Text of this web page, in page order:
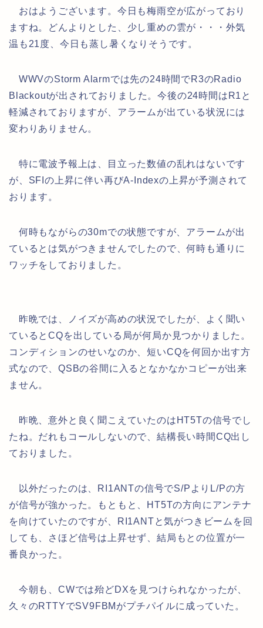
おはようございます。今日も梅雨空が広がっており
ますね。どんよりとした、少し重めの雲が・・・外気
温も21度、今日も蒸し暑くなりそうです。
WWVのStorm Alarmでは先の24時間でR3のRadio
Blackoutが出されておりました。今後の24時間はR1と
軽減されておりますが、アラームが出ている状況には
変わりありません。
特に電波予報上は、目立った数値の乱れはないです
が、SFIの上昇に伴い再びA-Indexの上昇が予測されて
おります。
何時もながらの30mでの状態ですが、アラームが出
ているとは気がつきませんでしたので、何時も通りに
ワッチをしておりました。
昨晩では、ノイズが高めの状況でしたが、よく聞い
ているとCQを出している局が何局か見つかりました。
コンディションのせいなのか、短いCQを何回か出す方
式なので、QSBの谷間に入るとなかなかコピーが出来
ません。
昨晩、意外と良く聞こえていたのはHT5Tの信号でし
たね。だれもコールしないので、結構長い時間CQ出し
ておりました。
以外だったのは、RI1ANTの信号でS/PよりL/Pの方
が信号が強かった。もともと、HT5Tの方向にアンテナ
を向けていたのですが、RI1ANTと気がつきビームを回
しても、さほど信号は上昇せず、結局もとの位置が一
番良かった。
今朝も、CWでは殆どDXを見つけられなかったが、
久々のRTTYでSV9FBMがプチパイルに成っていた。